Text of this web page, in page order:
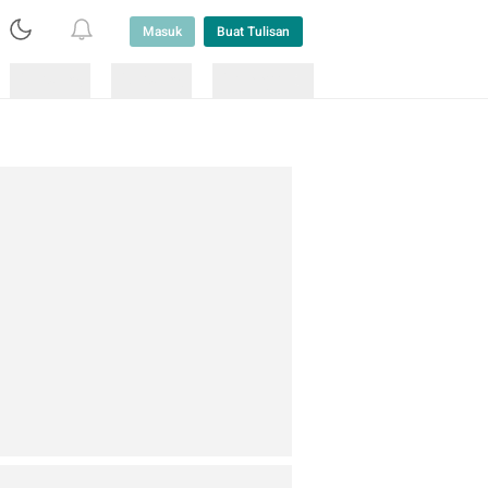
Masuk Buat Tulisan